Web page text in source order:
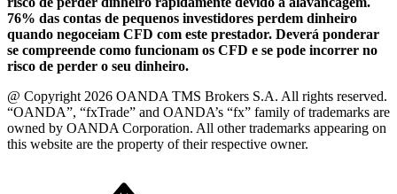
76% das contas de pequenos investidores perdem dinheiro
quando negoceiam CFD com este prestador. Deverá ponderar
se compreende como funcionam os CFD e se pode incorrer no
risco de perder o seu dinheiro.
@ Copyright 2026 OANDA TMS Brokers S.A. All rights reserved.
“OANDA”, “fxTrade” and OANDA’s “fx” family of trademarks are
owned by OANDA Corporation. All other trademarks appearing on
this website are the property of their respective owner.